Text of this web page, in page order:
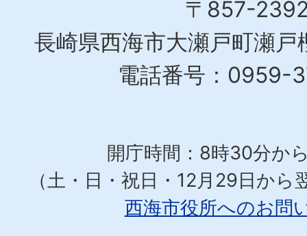
〒857-
長崎県西海市大瀬戸町瀬
電話番号：0959-
開庁時間：8時30分か
（土・日・祝日・12月29日から
西海市役所へのお問